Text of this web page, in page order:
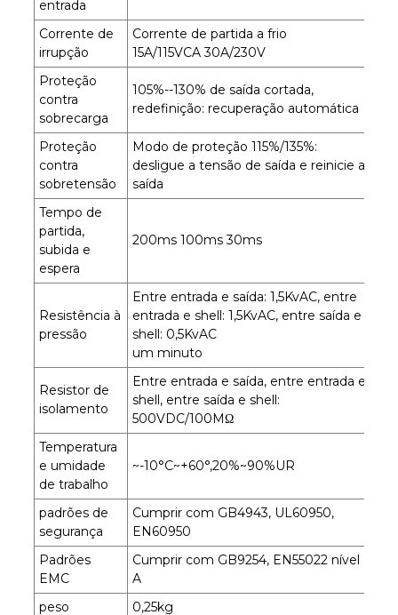
entrada
Corrente de
irrupção
Corrente de partida a frio
15A/115VCA 30A/230V
Proteção
contra
sobrecarga
105%--130% de saída cortada,
redefinição: recuperação automática
Proteção
contra
sobretensão
Modo de proteção 115%/135%:
desligue a tensão de saída e reinicie a
saída
Tempo de
partida,
subida e
espera
200ms 100ms 30ms
Resistência à
pressão
Entre entrada e saída: 1,5KvAC, entre
entrada e shell: 1,5KvAC, entre saída e
shell: 0,5KvAC
um minuto
Resistor de
isolamento
Entre entrada e saída, entre entrada e
shell, entre saída e shell:
500VDC/100MΩ
Temperatura
e umidade
de trabalho
~-10°C~+60°,20%~90%UR
padrões de
segurança
Cumprir com GB4943, UL60950,
EN60950
Padrões
EMC
Cumprir com GB9254, EN55022 nível
A
peso
0,25kg